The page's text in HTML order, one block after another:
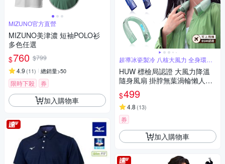
MIZUNO官方直營
MIZUNO美津濃 短袖POLO衫
多色任選
$760 $799
4.9 (11) 總銷量>50
限時下殺 券
加入購物車
超導冰瓷製冷 八核大風力 全身環繞
送風
HUW 標檢局認證 大風力降溫
隨身風扇 掛脖無葉渦輪懶人風
扇 戶外露營靜音便攜迷你風扇
（可上飛機）
$499
4.8 (13)
券
加入購物車